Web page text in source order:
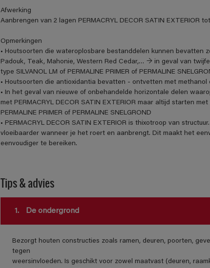
Afwerking
Aanbrengen van 2 lagen PERMACRYL DECOR SATIN EXTERIOR
Opmerkingen
• Houtsoorten die wateroplosbare bestanddelen kunnen bevatten
Padouk, Teak, Mahonie, Western Red Cedar,… → in geval van
type SILVANOL LM of PERMALINE PRIMER of PERMALINE
• Houtsoorten die antioxidantia bevatten - ontvetten met methanol
• In het geval van nieuwe of onbehandelde horizontale delen
met PERMACRYL DECOR SATIN EXTERIOR maar altijd starten
PERMALINE PRIMER of PERMALINE SNELGROND
• PERMACRYL DECOR SATIN EXTERIOR is thixotroop van
vloeibaarder wanneer je het roert en aanbrengt. Dit maakt het
eenvoudiger te bereiken.
Tips & advies
1. De ondergrond
Bezorgt houten constructies zoals ramen, deuren, poorten,
tegen
weersinvloeden. Is geschikt voor zowel maatvast (deuren,